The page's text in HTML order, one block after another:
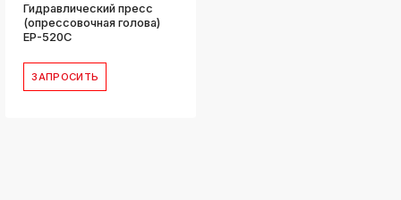
Гидравлический пресс
(опрессовочная голова)
EP-520C
ЗАПРОСИТЬ